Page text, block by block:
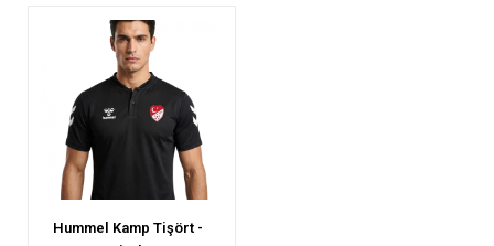
Hummel Kamp Tişört -